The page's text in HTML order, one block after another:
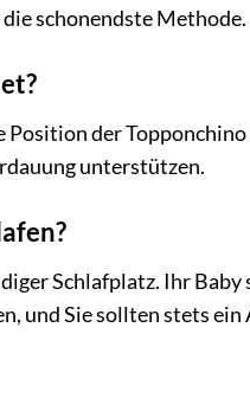
schonendste Methode.
Position der
unterstützen.
Schlafplatz. Ihr
und Sie sollten stets ein